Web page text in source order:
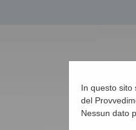
In questo sito
del
Nessun dato